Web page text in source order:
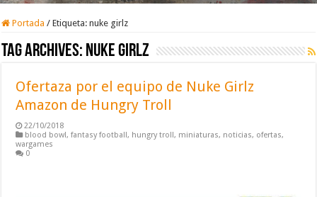
Portada / Etiqueta:nuke girlz
Tag Archives: nuke girlz
Ofertaza por el equipo de Nuke Girlz
Amazon de Hungry Troll
22/10/2018
blood bowl,fantasy football, hungry troll, miniaturas, noticias, ofertas,
wargames
0